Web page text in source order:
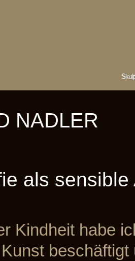
NADLER
als sensible
Kindheit habe
beschäftigt